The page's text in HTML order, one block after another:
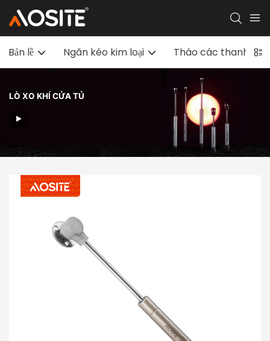
Bản lề Ngăn kéo kim loại Tháo các thanh
LÒ XO KHÍ CỬA TỦ